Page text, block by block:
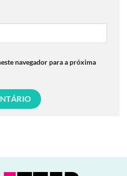
navegador para a próxima